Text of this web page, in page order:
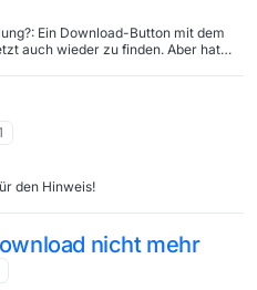
mit dem
auch wieder zu finden. Aber hat
ein kopieren der URL ist dort zu
sollten jetzt der Vergangenheit
(WebSocket) vollständig
funktioniert(e) bei mir, wenn auch
Der Film öffnet sich in einem neuen
runtergeladen werden.
den Hinweis!
nicht mehr